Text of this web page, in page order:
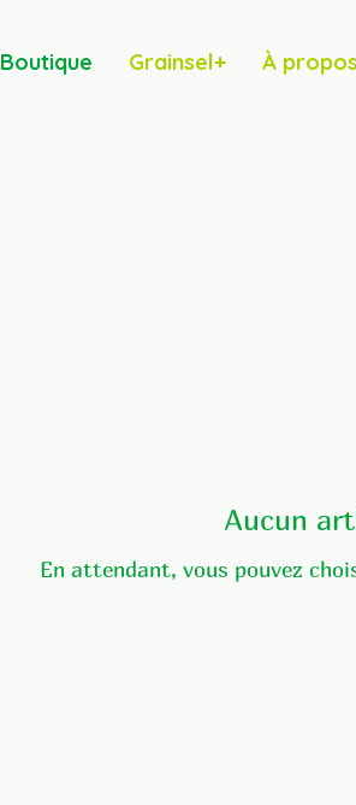
Boutique Grainsel+ À
Aucun
En attendant, vous pouvez